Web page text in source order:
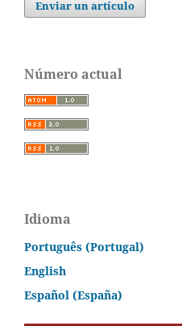
Enviar un artículo
Número actual
Idioma
Português (Portugal)
English
Español (España)